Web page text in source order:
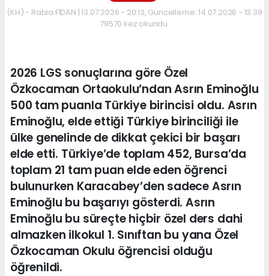
(KH) - Rabia FİDAN | 13.07.2026 - 20:13, Güncelleme: 14.07.2026 - 13:39
79570 kez okundu.
2026 LGS sonuçlarına göre Özel
Özkocaman Ortaokulu’ndan Asrın Eminoğlu
500 tam puanla Türkiye birincisi oldu. Asrın
Eminoğlu, elde ettiği Türkiye birinciliği ile
ülke genelinde de dikkat çekici bir başarı
elde etti. Türkiye’de toplam 452, Bursa’da
toplam 21 tam puan elde eden öğrenci
bulunurken Karacabey’den sadece Asrın
Eminoğlu bu başarıyı gösterdi. Asrın
Eminoğlu bu süreçte hiçbir özel ders dahi
almazken ilkokul 1. Sınıftan bu yana Özel
Özkocaman Okulu öğrencisi olduğu
öğrenildi.